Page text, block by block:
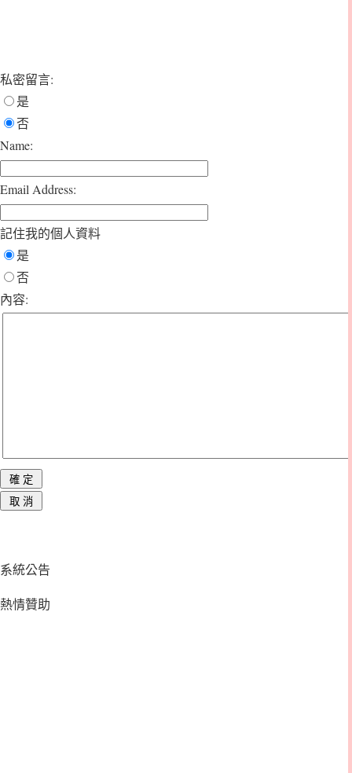
私密留言:
是
否
Name:
Email Address:
記住我的個人資料
是
否
內容:
系統公告
熱情贊助